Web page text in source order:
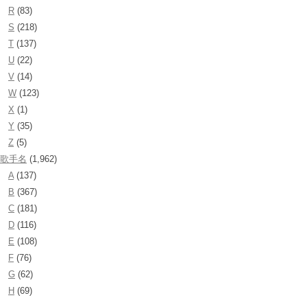
R (83)
S (218)
T (137)
U (22)
V (14)
W (123)
X (1)
Y (35)
Z (5)
歌手名 (1,962)
A(137)
B (367)
C (181)
D (116)
E (108)
F (76)
G (62)
H (69)